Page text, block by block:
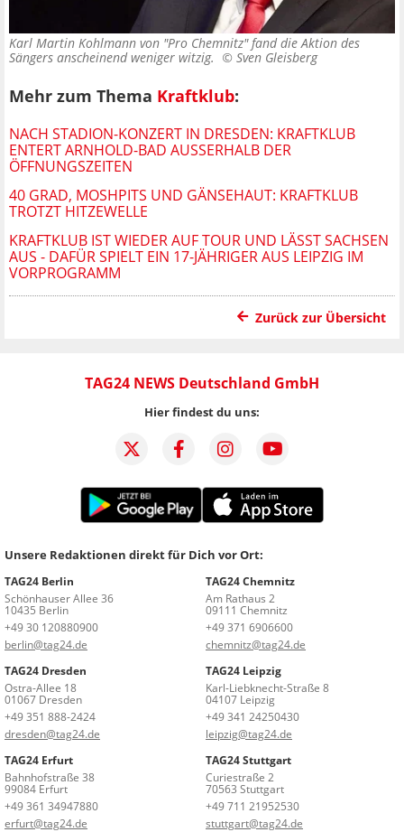
Karl Martin Kohlmann von "Pro Chemnitz" fand die Aktion des
Sängers anscheinend weniger witzig. © Sven Gleisberg
Mehr zum Thema Kraftklub:
NACH STADION-KONZERT IN DRESDEN: KRAFTKLUB
ENTERT ARNHOLD-BAD AUSSERHALB DER Ö
FFNUNGSZEITEN
40 GRAD, MOSHPITS UND GÄNSEHAUT: KRAFTKLUB
TROTZT HITZEWELLE
KRAFTKLUB IST WIEDER AUF TOUR UND LÄSST SACHSEN
AUS - DAFÜR SPIELT EIN 17-JÄHRIGER AUS LEIPZIG IM
VORPROGRAMM
Zurück zur Übersicht
TAG24 NEWS Deutschland GmbH
Hier findest du uns:
Unsere Redaktionen direkt für Dich vor Ort:
TAG24 Berlin
Schönhauser Allee 36
10435 Berlin
+49 30 120880900
berlin@tag24.de
TAG24 Chemnitz
Am Rathaus 2
09111 Chemnitz
+49 371 6906600
chemnitz@tag24.de
TAG24 Dresden
Ostra-Allee 18
01067 Dresden
+49 351 888-2424
dresden@tag24.de
TAG24 Leipzig
Karl-Liebknecht-Straße 8
04107 Leipzig
+49 341 24250430
leipzig@tag24.de
TAG24 Erfurt
Bahnhofstraße 38
99084 Erfurt
+49 361 34947880
erfurt@tag24.de
TAG24 Stuttgart
Curiestraße 2
70563 Stuttgart
+49 711 21952530
stuttgart@tag24.de